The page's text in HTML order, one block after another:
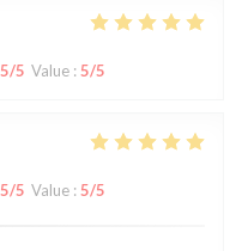
5/5 Value : 5/5
5/5 Value : 5/5